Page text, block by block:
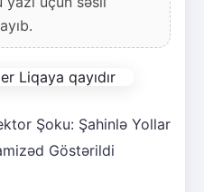
Şoku: Şahinlə Yollar
Göstərildi